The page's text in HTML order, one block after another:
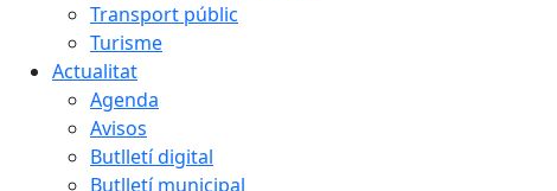
Transport públic
Turisme
Actualitat
Agenda
Avisos
Butlletí digital
Butlletí municipal